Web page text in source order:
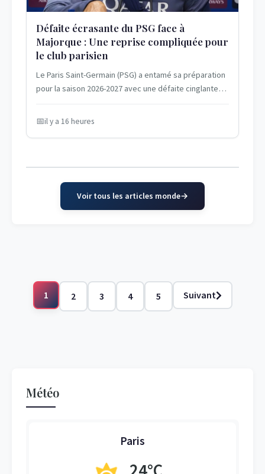
Défaite écrasante du PSG face à
Majorque : Une reprise compliquée pour
le club parisien
Le Paris Saint-Germain (PSG) a entamé sa préparation
pour la saison 2026-2027 avec une défaite cinglante
il y a 16 heures
Voir tous les articles monde
1 2 3 4 5 Suivant
Météo
Paris